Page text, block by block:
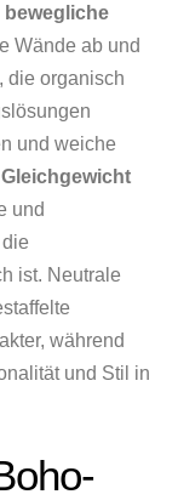
bewegliche
Wände ab und
die organisch
und weiche
und
ist. Neutrale
während
und Stil in